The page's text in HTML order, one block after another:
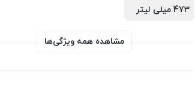
473 میلی لیتر
مشاهده همه ویژگی‌ها